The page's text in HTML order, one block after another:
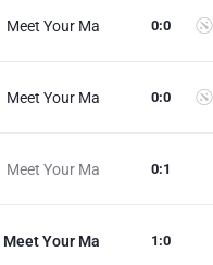
Meet Your Ma 0:0
Meet Your Ma 0:0
Meet Your Ma 0:1
Meet Your Ma 1 :0